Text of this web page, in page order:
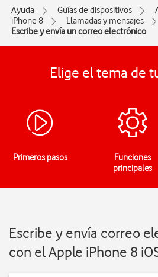
Ayuda Guías de dispositivos
iPhone 8
Llamadas y mensajes
Escribe y envía un correo electrónico
Elige el tema de
Primeros pasos
Funciones
principales
Escribe y envía correo
con el Apple iPhone 8